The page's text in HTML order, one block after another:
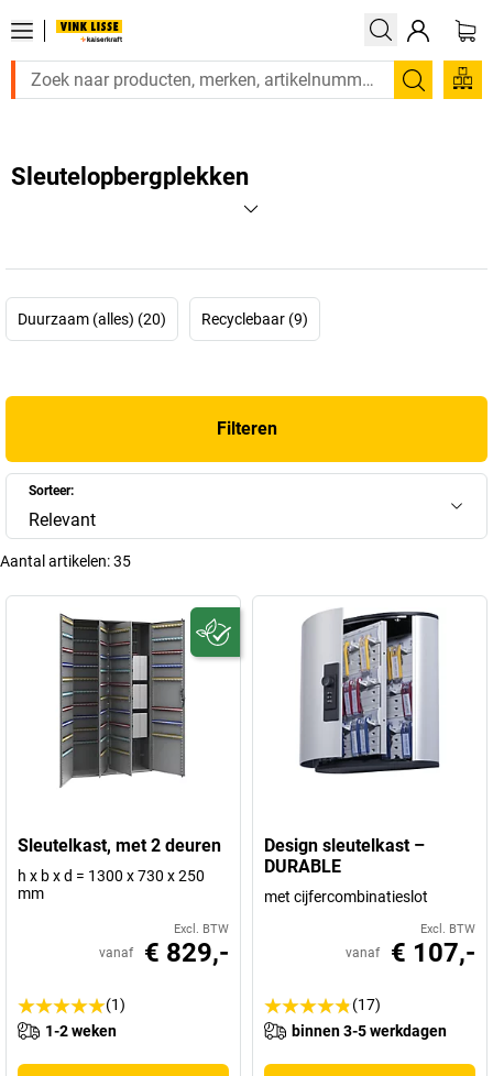
Zoeken
Sleutelopbergplekken
Duurzaam (alles) (20) Recyclebaar (9)
Filteren
Sorteer:
Relevant
Aantal artikelen:35
Sleutelkast, met 2 deuren
h x b x d = 1300 x 730 x 250
mm
Excl. BTW
vanaf € 829,-
(1)
1-2 weken
Design sleutelkast –
DURABLE
met cijfercombinatieslot
Excl. BTW
vanaf € 107,-
(17)
binnen 3-5 werkdagen